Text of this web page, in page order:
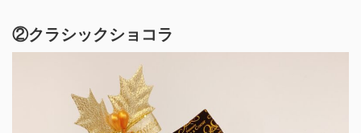
②クラシックショコラ